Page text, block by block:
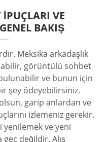
VE
BAKIŞ
Meksika arkadaşlık
görüntülü sohbet
ve bunun için
şey ödeyebilirsiniz.
garip anlardan ve
izlemeniz gerekir.
ve yeni
değildir. Alış